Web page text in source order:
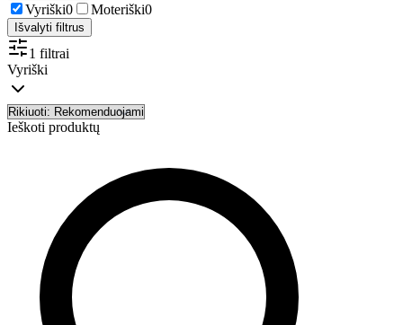
Vyriški0 Moteriški0
Išvalyti filtrus
1 filtrai
Vyriški
Ieškoti produktų